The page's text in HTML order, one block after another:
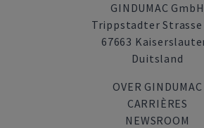
GINDUMAC GmbH
Trippstadter Strasse
67663
Duitsland
OVER GINDUMAC
CARRIÈRES
NEWSROOM